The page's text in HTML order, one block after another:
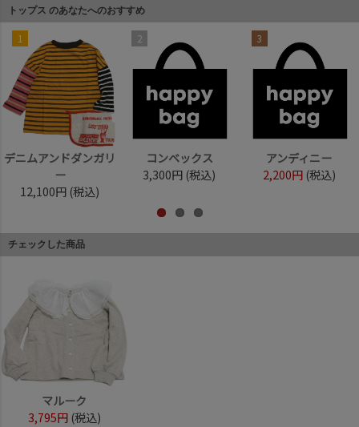
トップス のあなたへのおすすめ
1
デニムアンドダンガリ
ー
12,100円 (税込)
2
コンベックス
3,300円 (税込)
3
アンディニー
2,200円 (税込)
チェックした商品
マルーク
3,795円 (税込)